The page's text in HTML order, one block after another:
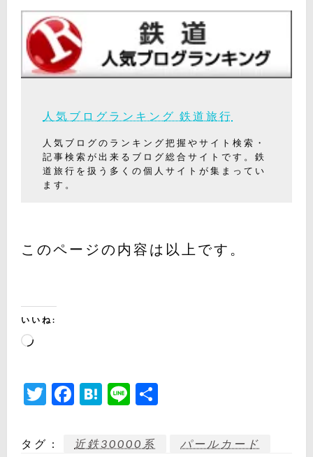
人気ブログランキング 鉄道旅行
人気ブログのランキング把握やサイト検索・
記事検索が出来るブログ総合サイトです。鉄
道旅行を扱う多くの個人サイトが集まってい
ます。
このページの内容は以上です。
いいね:
読
み
Twitter
Facebook
Hatena
Line
タグ : 近鉄30000系 パールカード